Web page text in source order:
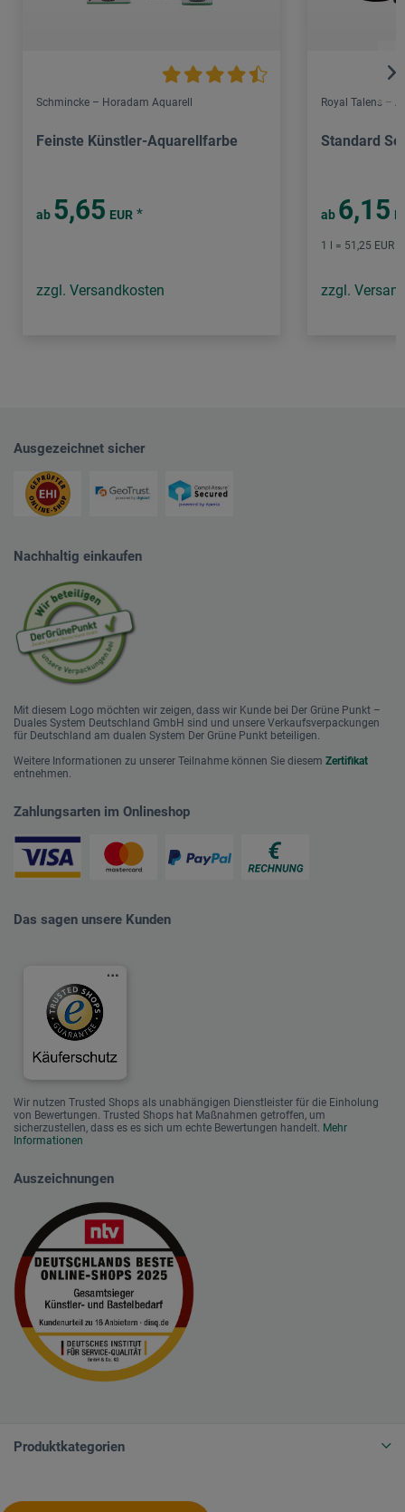
Schmincke – Horadam Aquarell
Feinste Künstler-Aquarellfarbe
ab 5,65 EUR *
zzgl. Versandkosten
Royal Talens –
Standard
ab 6,15
1 l = 51,25 EUR
zzgl.
Ausgezeichnet sicher
Nachhaltig einkaufen
Mit diesem Logo möchten wir zeigen, dass wir Kunde bei Der Grüne Punkt –
Duales System Deutschland GmbH sind und unsere Verkaufsverpackungen
für Deutschland am dualen System Der Grüne Punkt beteiligen.
Weitere Informationen zu unserer Teilnahme können Sie diesem Zertifikat
entnehmen.
Zahlungsarten im Onlineshop
Das sagen unsere Kunden
Wir nutzen Trusted Shops als unabhängigen Dienstleister für die Einholung
von Bewertungen. Trusted Shops hat Maßnahmen getroffen, um
sicherzustellen, dass es es sich um echte Bewertungen handelt. Mehr
Informationen
Auszeichnungen
Produktkategorien